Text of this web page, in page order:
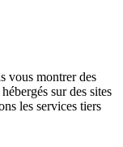
vous montrer des
sur des sites
les services tiers